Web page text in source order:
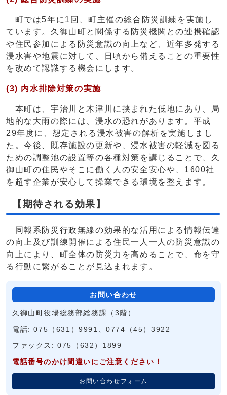
町では5年に1回、町主催の総合防災訓練を実施し
ています。久御山町と関係する防災機関との連携確認
や住民参加による防災意識の向上など、近年多発する
浸水害や地震に対して、日頃から備えることの重要性
を改めて認識する機会にします。
(3) 内水排除対策の実施
本町は、宇治川と木津川に挟まれた低地にあり、局
地的な大雨の際には、浸水の恐れがあります。平成
29年度に、想定される浸水被害の解析を実施しまし
た。今後、既存施設の更新や、浸水被害の軽減を図る
ための調整池の設置等の各種対策を講じることで、久
御山町の住民やそこに働く人の安全安心や、1600社
を超す企業が安心して操業できる環境を整えます。
【期待される効果】
同報系防災行政無線の効果的な活用による情報伝達
の向上及び訓練開催による住民一人一人の防災意識の
向上により、町全体の防災力を高めることで、命を守
る行動に繋がることが見込まれます。
お問い合わせ
久御山町役場総務部総務課（3階）
電話: 075（631）9991、0774（45）3922
ファックス: 075（632）1899
電話番号のかけ間違いにご注意ください！
お問い合わせフォーム